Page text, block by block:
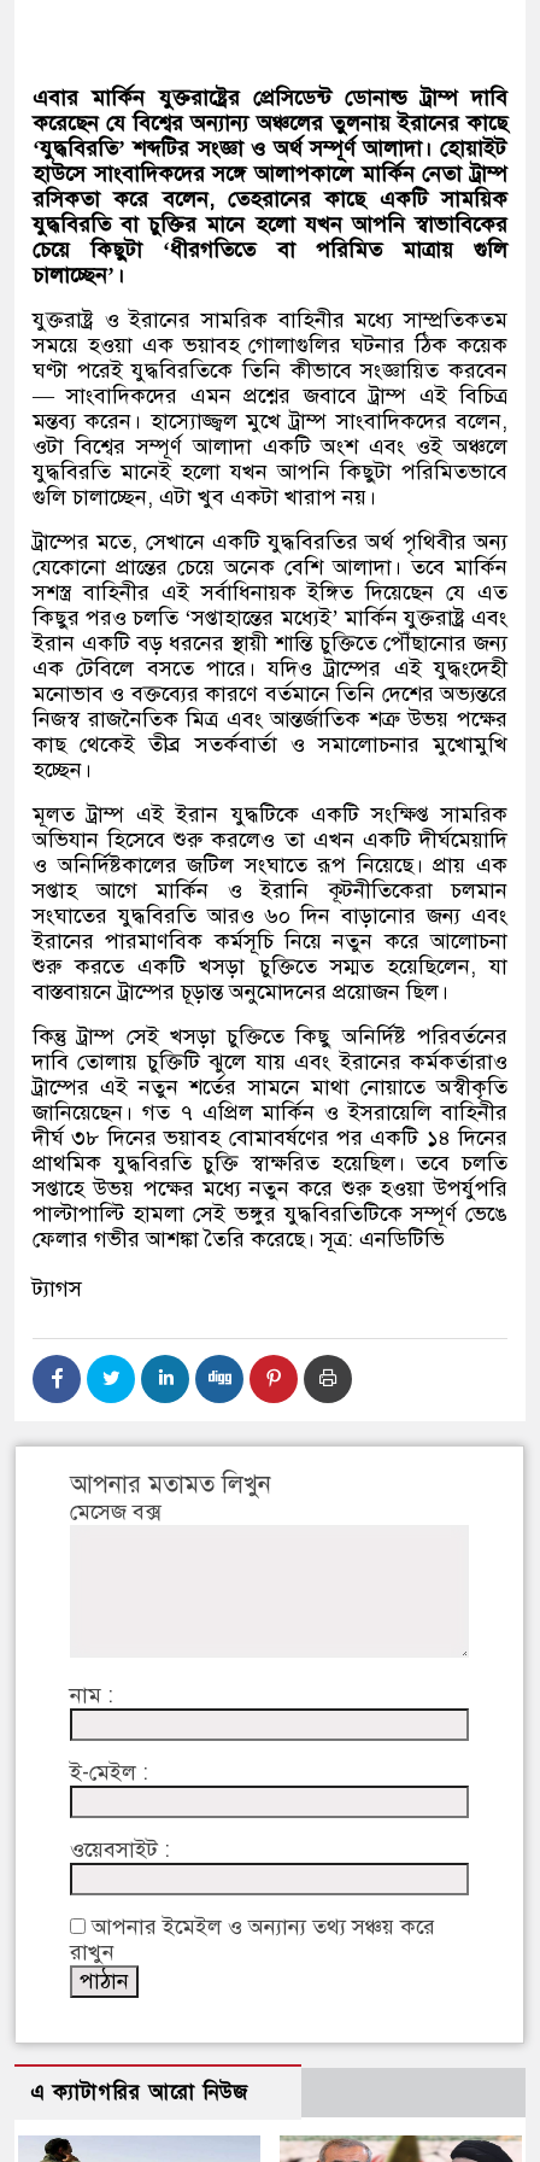
এবার মার্কিন যুক্তরাষ্ট্রের প্রেসিডেন্ট ডোনাল্ড ট্রাম্প দাবি
করেছেন যে বিশ্বের অন্যান্য অঞ্চলের তুলনায় ইরানের কাছে
‘যুদ্ধবিরতি’শব্দটির সংজ্ঞা ও অর্থ সম্পূর্ণ আলাদা। হোয়াইট
হাউসে সাংবাদিকদের সঙ্গে আলাপকালে মার্কিন নেতা ট্রাম্প
রসিকতা করে বলেন,তেহরানের কাছে একটি সাময়িক
যুদ্ধবিরতি বা চুক্তির মানে হলো যখন আপনি স্বাভাবিকের
চেয়ে
কিছুটা‘ধীরগতিতে বা পরিমিত মাত্রায়
গুলি
চালাচ্ছেন’ ।
যুক্তরাষ্ট্র ও ইরানের সামরিক বাহিনীর মধ্যে সাম্প্রতিকতম
সময়ে হওয়া এক ভয়াবহ গোলাগুলির ঘটনার ঠিক কয়েক
ঘণ্টা পরেই যুদ্ধবিরতিকে তিনি কীভাবে সংজ্ঞায়িত করবেন
—সাংবাদিকদের এমন প্রশ্নের জবাবে ট্রাম্প এই বিচিত্র
মন্তব্য করেন। হাস্যোজ্জ্বল মুখে ট্রাম্প সাংবাদিকদের বলেন,
ওটা বিশ্বের সম্পূর্ণ আলাদা একটি অংশ এবং ওই অঞ্চলে
যুদ্ধবিরতি মানেই হলো যখন আপনি কিছুটা পরিমিতভাবে
গুলি চালাচ্ছেন, এটা খুব একটা খারাপ নয়।
ট্রাম্পের মতে, সেখানে একটি যুদ্ধবিরতির অর্থ পৃথিবীর অন্য
যেকোনো প্রান্তের চেয়ে অনেক বেশি আলাদা। তবে মার্কিন
সশস্ত্র বাহিনীর এই সর্বাধিনায়ক ইঙ্গিত দিয়েছেন যে এত
কিছুর পরও চলতি‘সপ্তাহান্তের মধ্যেই’মার্কিন যুক্তরাষ্ট্র এবং
ইরান একটি বড় ধরনের স্থায়ী শান্তি চুক্তিতে পৌঁছানোর জন্য
এক টেবিলে বসতে পারে। যদিও ট্রাম্পের এই যুদ্ধংদেহী
মনোভাব ও বক্তব্যের কারণে বর্তমানে তিনি দেশের অভ্যন্তরে
নিজস্ব রাজনৈতিক মিত্র এবং আন্তর্জাতিক শত্রু উভয় পক্ষের
কাছ থেকেই তীব্র সতর্কবার্তা ও সমালোচনার মুখোমুখি
হচ্ছেন।
মূলত ট্রাম্প এই ইরান যুদ্ধটিকে একটি সংক্ষিপ্ত সামরিক
অভিযান হিসেবে শুরু করলেও তা এখন একটি দীর্ঘমেয়াদি
ও অনির্দিষ্টকালের জটিল সংঘাতে রূপ নিয়েছে। প্রায় এক
সপ্তাহ আগে মার্কিন ও ইরানি কূটনীতিকেরা চলমান
সংঘাতের যুদ্ধবিরতি আরও ৬০ দিন বাড়ানোর জন্য এবং
ইরানের পারমাণবিক কর্মসূচি নিয়ে নতুন করে আলোচনা
শুরু করতে একটি খসড়া চুক্তিতে সম্মত হয়েছিলেন,যা
বাস্তবায়নে ট্রাম্পের চূড়ান্ত অনুমোদনের প্রয়োজন ছিল।
কিন্তু ট্রাম্প সেই খসড়া চুক্তিতে কিছু অনির্দিষ্ট পরিবর্তনের
দাবি তোলায় চুক্তিটি ঝুলে যায় এবং ইরানের কর্মকর্তারাও
ট্রাম্পের এই নতুন শর্তের সামনে মাথা নোয়াতে অস্বীকৃতি
জানিয়েছেন। গত ৭ এপ্রিল মার্কিন ও ইসরায়েলি বাহিনীর
দীর্ঘ ৩৮ দিনের ভয়াবহ বোমাবর্ষণের পর একটি ১৪ দিনের
প্রাথমিক যুদ্ধবিরতি চুক্তি স্বাক্ষরিত হয়েছিল। তবে চলতি
সপ্তাহে উভয় পক্ষের মধ্যে নতুন করে শুরু হওয়া উপর্যুপরি
পাল্টাপাল্টি হামলা সেই ভঙ্গুর যুদ্ধবিরতিটিকে সম্পূর্ণ ভেঙে
ফেলার গভীর আশঙ্কা তৈরি করেছে। সূত্র: এনডিটিভি
ট্যাগস
আপনার মতামত লিখুন
মেসেজ বক্স
নাম :
ই-মেইল :
ওয়েবসাইট :
আপনার ইমেইল ও অন্যান্য তথ্য সঞ্চয় করে
রাখুন
এ ক্যাটাগরির আরো নিউজ